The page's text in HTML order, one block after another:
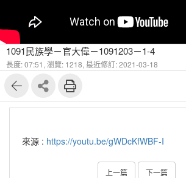
1091民族學－官大偉－1091203－1-4
長度: 07:51, 瀏覽: 1218, 最近修訂: 2021-03-18
來源 : https://youtu.be/gWDcKfWBF-I
上一篇 下一篇